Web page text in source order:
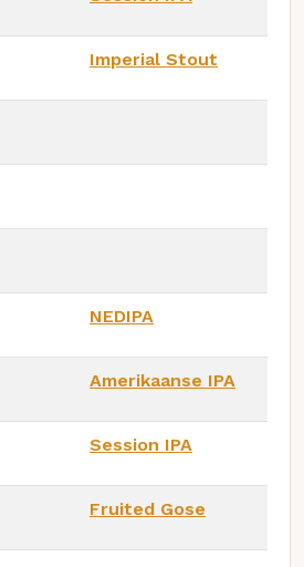
Imperial Stout
NEDIPA
Amerikaanse IPA
Session IPA
Fruited Gose